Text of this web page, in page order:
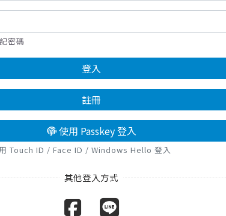
密碼
登入
註冊
使用 Passkey 登入
Touch ID / Face ID / Windows Hello 登入